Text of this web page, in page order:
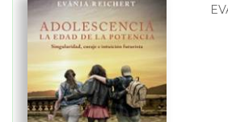
(2)
(2)
(2)
CHIARA BALDINI Y DAVID